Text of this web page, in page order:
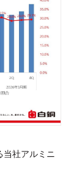
当社アルミニ